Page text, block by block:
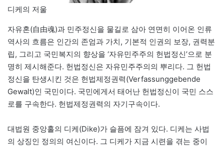
디케의 저울
자유혼(自由魂)과 민주정신을 물길로 삼아 연면히 이어온 인류
역사의 흐름은 인간의 존엄과 가치, 기본적 인권의 보장, 권력분
립, 그리고 국민복지의 향상을 ‘자유민주주의 헌법정신’으로 분
명히 제시해준다. 헌법정신은 자유민주주의의 뿌리다. 그 헌법
정신을 탄생시킨 것은 헌법제정권력(Verfassunggebende
Gewalt)인 국민이다. 국민에게서 태어난 헌법정신이 국민 스스
로를 구속한다. 헌법제정권력의 자기구속이다.
​대법원 중앙홀의 디케(Dike)가 슬픔에 잠겨 있다. 디케는 사법
의 상징인 정의의 여신이다. 그 디케가 지금 시련을 겪는 중이